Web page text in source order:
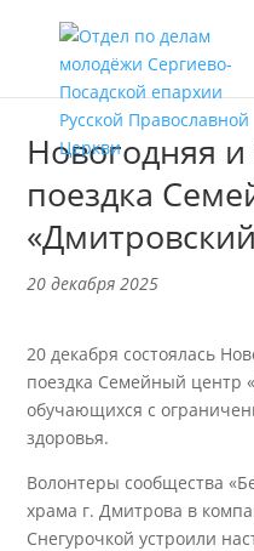
Новогодняя и
поездка
20 декабря 2025
20 декабря состоялась
поездка Семейный центр
обучающихся с
здоровья.
Волонтеры сообщества
храма г. Дмитрова в
Снегурочкой устроили